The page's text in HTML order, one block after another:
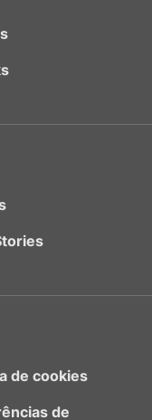
de cookies
de